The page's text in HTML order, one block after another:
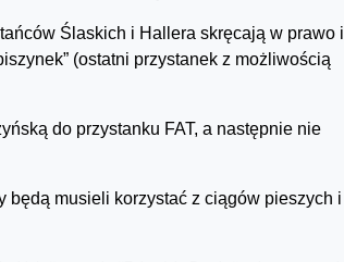
Ślaskich i Hallera skręcają w prawo i
(ostatni przystanek z możliwością
do przystanku FAT, a następnie nie
będą musieli korzystać z ciągów pieszych i